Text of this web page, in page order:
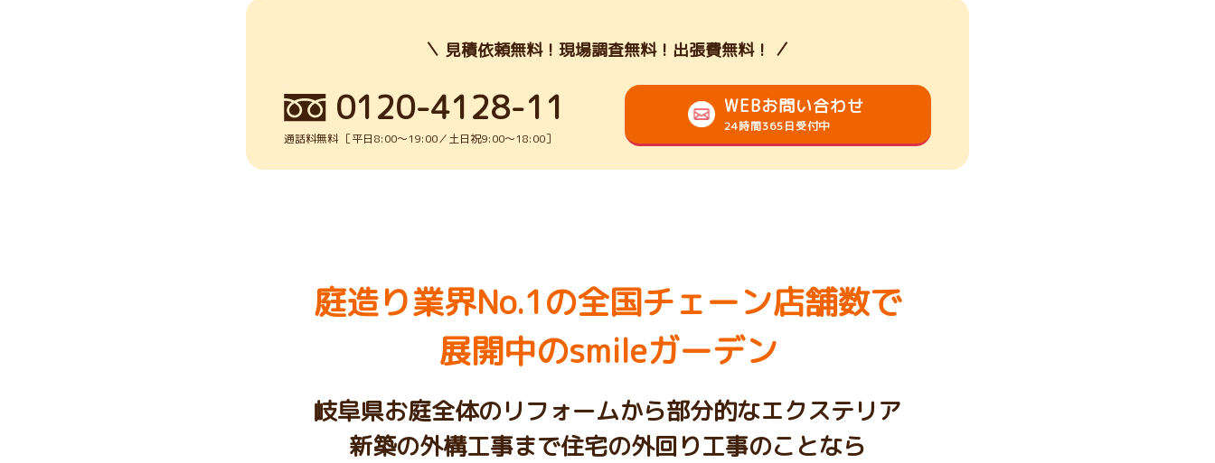
見積依頼無料！現場調査無料！出張費無料！
0120-4128-11
通話料無料 ［平日8:00～19:00／土日祝9:00～18:00］
WEBお問い合わせ
24時間365日受付中
庭造り業界No.1の全国チェーン店舗数で
展開中のsmileガーデン
岐阜県お庭全体のリフォームから部分的なエクステリア
新築の外構工事まで住宅の外回り工事のことなら